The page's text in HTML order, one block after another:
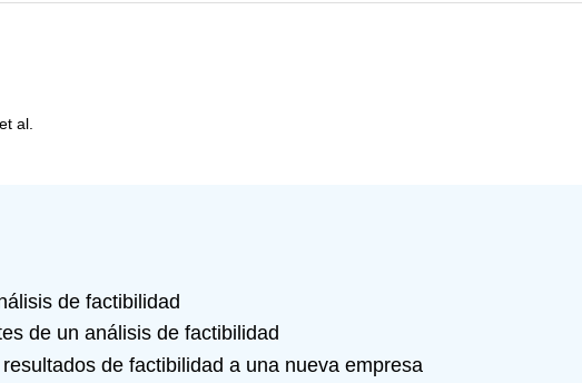
al.
de factibilidad
de un análisis de factibilidad
de factibilidad a una nueva empresa